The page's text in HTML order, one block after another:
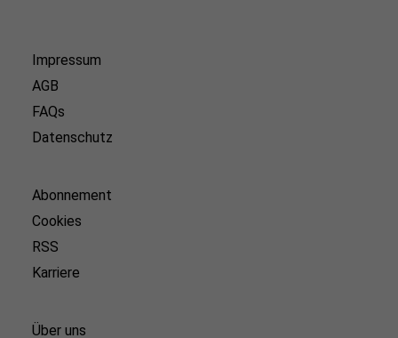
Impressum
AGB
FAQs
Datenschutz
Abonnement
Cookies
RSS
Karriere
Über uns